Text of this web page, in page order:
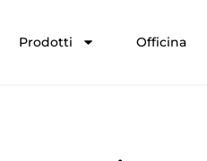
Prodotti Officina